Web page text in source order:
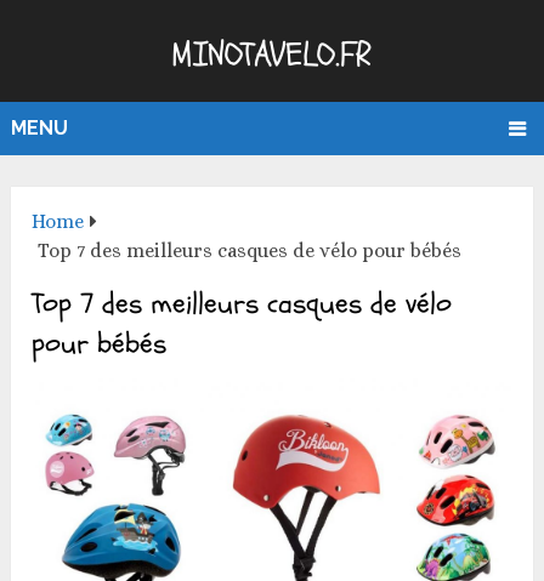
MINOTAVELO.FR
MENU
Home
Top 7 des meilleurs casques de vélo pour bébés
Top 7 des meilleurs casques de vélo
pour bébés